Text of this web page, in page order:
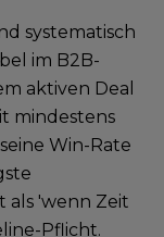
systematisch
im B2B-
aktiven Deal
mindestens
Win-Rate
als 'wenn Zeit
Pflicht.